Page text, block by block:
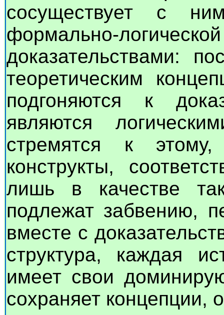
сосуществует с
формально-
доказательствами:
теоретическим
подгоняются к
являются
стремятся к
конструкты,
лишь в качестве
подлежат забвению,
вместе с
структура, каждая
имеет свои
сохраняет концепции,